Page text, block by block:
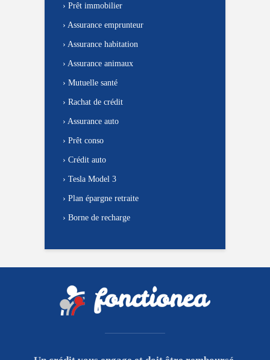
› Prêt immobilier
› Assurance emprunteur
› Assurance habitation
› Assurance animaux
› Mutuelle santé
› Rachat de crédit
› Assurance auto
› Prêt conso
› Crédit auto
› Tesla Model 3
› Plan épargne retraite
› Borne de recharge